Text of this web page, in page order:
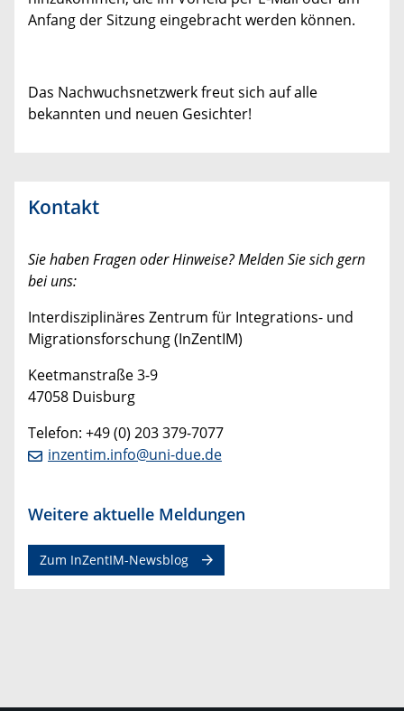
Anfang der Sitzung eingebracht werden können.
Das Nachwuchsnetzwerk freut sich auf alle
bekannten und neuen Gesichter!
Kontakt
Sie haben Fragen oder Hinweise? Melden Sie sich gern
bei uns:
Interdisziplinäres Zentrum für Integrations- und
Migrationsforschung (InZentIM)
Keetmanstraße 3-9
47058 Duisburg
Telefon: +49 (0) 203 379-7077
inzentim.info@uni-due.de
Weitere aktuelle Meldungen
Zum InZentIM-Newsblog